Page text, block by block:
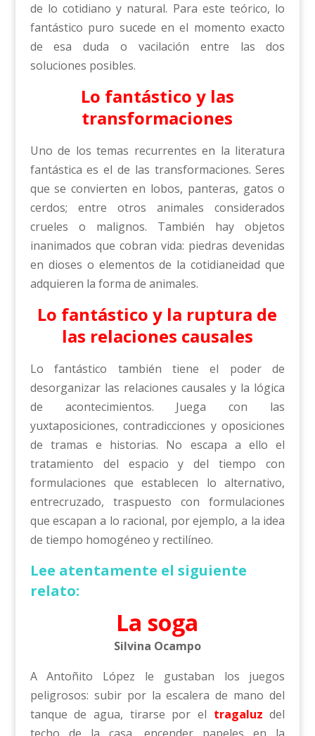
de lo cotidiano y natural. Para este teórico, lo
fantástico puro sucede en el momento exacto
de esa duda o vacilación entre las dos
soluciones posibles.
Lo fantástico y las
transformaciones
Uno de los temas recurrentes en la literatura
fantástica es el de las transformaciones. Seres
que se convierten en lobos, panteras, gatos o
cerdos; entre otros animales considerados
crueles o malignos. También hay objetos
inanimados que cobran vida: piedras devenidas
en dioses o elementos de la cotidianeidad que
adquieren la forma de animales.
Lo fantástico y la ruptura de
las relaciones causales
Lo fantástico también tiene el poder de
desorganizar las relaciones causales y la lógica
de acontecimientos. Juega con las
yuxtaposiciones, contradicciones y oposiciones
de tramas e historias. No escapa a ello el
tratamiento del espacio y del tiempo con
formulaciones que establecen lo alternativo,
entrecruzado, traspuesto con formulaciones
que escapan a lo racional, por ejemplo, a la idea
de tiempo homogéneo y rectilíneo.
Lee atentamente el siguiente
relato:
La soga
Silvina Ocampo
A Antoñito López le gustaban los juegos
peligrosos: subir por la escalera de mano del
tanque de agua, tirarse por el tragaluz del